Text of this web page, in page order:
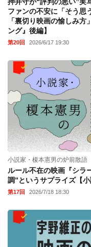
押井守が“評判の悪い”実
ファンの不安に「そう思
「裏切り映画の愉しみ
ング』後編】
第20回 2026/6/17 19:30
小説家・榎本憲男の炉前散語
ルール不在の映画『シラ
調”というサプライズ【
第17回 2026/7/18 18:30